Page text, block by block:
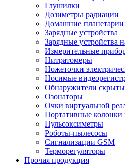
Глушилки
Дозиметры радиации
Домашние планетарии
Зарядные устройства
Зарядные устройства
Измерительные
Нитратомеры
Ножеточки
Носимые
Обнаружители
Озонаторы
Очки виртуальной
Портативные
Пульсоксиметры
Роботы-пылесосы
Сигнализации GSM
Терморегуляторы
Прочая продукция